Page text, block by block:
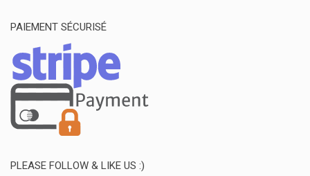
PAIEMENT SÉCURISÉ
PLEASE FOLLOW & LIKE US :)